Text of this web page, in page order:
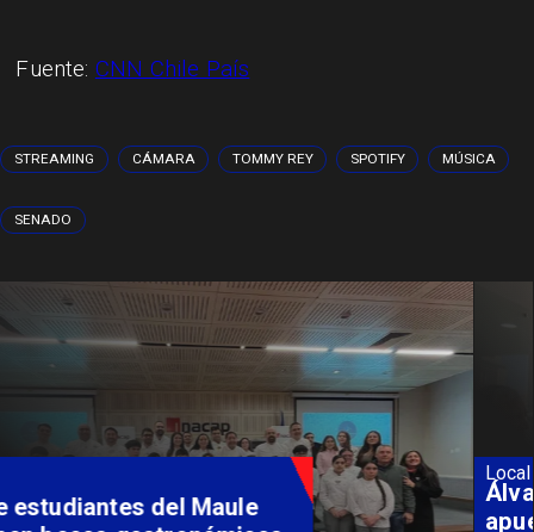
Fuente: CNN Chile País
STREAMING CÁMARA TOMMY REY SPOTIFY MÚSICA
SENADO
Álvarez-Salamanca lidera la
apuesta regional para